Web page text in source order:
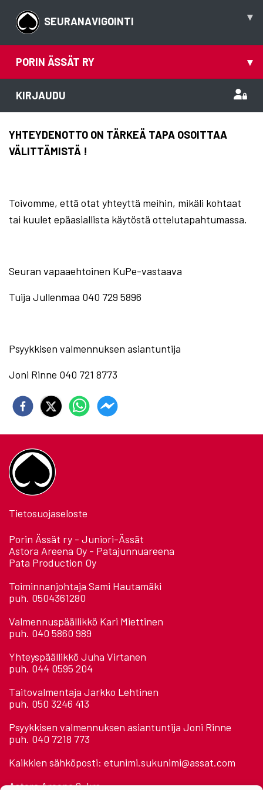
SEURANAVIGOINTI ▾
PORIN ÄSSÄT RY ▾
KIRJAUDU
YHTEYDENOTTO ON TÄRKEÄ TAPA OSOITTAA
VÄLITTÄMISTÄ !
Toivomme, että otat yhteyttä meihin, mikäli kohtaat
tai kuulet epäasiallista käytöstä ottelutapahtumassa.
Seuran vapaaehtoinen KuPe-vastaava
Tuija Jullenmaa 040 729 5896
Psyykkisen valmennuksen asiantuntija
Joni Rinne 040 721 8773
Tietosuojaseloste
Porin Ässät ry - Juniori-Ässät
Astora Areena Oy - Patajunnuareena
Pata Production Oy
Toiminnanjohtaja Sami Hautamäki
puh. 0504361280
Valmennuspäällikkö Kari Miettinen
puh. 040 5860 989
Yhteyspäällikkö Juha Virtanen
puh. 044 0595 204
Taitovalmentaja Jarkko Lehtinen
puh. 050 3246 413
Psyykkisen valmennuksen asiantuntija Joni Rinne
puh. 040 7218 773
Kaikkien sähköposti: etunimi.sukunimi@assat.com
Astora Areena 2. krs.